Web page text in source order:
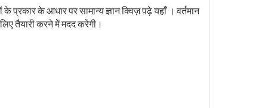
प्रकार के आधार पर सामान्य ज्ञान क्विज़ पढ़े यहाँ । वर्तमान
तैयारी करने में मदद करेगी।